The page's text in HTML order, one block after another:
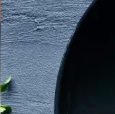
SatjaSatja de
pollopollo